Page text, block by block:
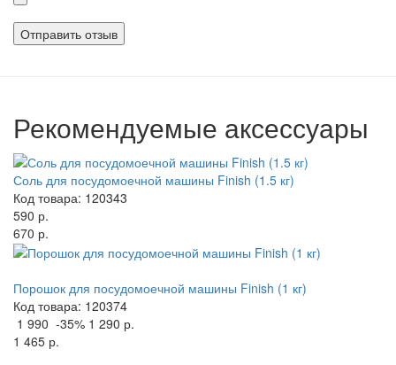
Рекомендуемые аксессуары
Соль для посудомоечной машины Finish (1.5 кг)
Код товара: 120343
590 р.
670 р.
Порошок для посудомоечной машины Finish (1 кг)
Код товара: 120374
1 990 -35% 1 290 р.
1 465 р.